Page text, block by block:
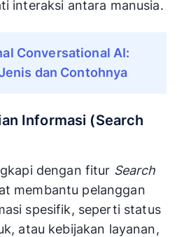
interaksi antara manusia.
Conversational AI:
dan Contohnya
Informasi (Search
dengan fitur Search
membantu pelanggan
spesifik, seperti status
atau kebijakan layanan,